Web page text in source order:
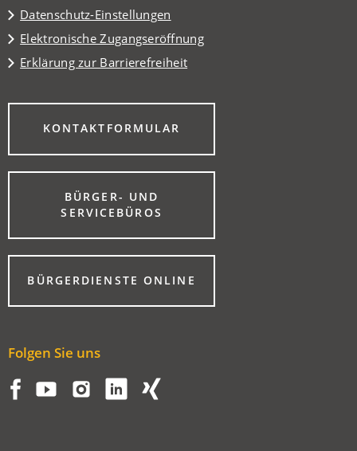
Datenschutz-Einstellungen
Elektronische Zugangseröffnung
Erklärung zur Barrierefreiheit
KONTAKTFORMULAR
(ÖFFNET
EINEM
NEUEN
BÜRGER- UND
SERVICEBÜROS
(ÖFFNET
EINEM
NEUEN
TAB)BÜRGERDIENSTE ONLINE
(ÖFFNET
EINEM
Folgen Sie uns